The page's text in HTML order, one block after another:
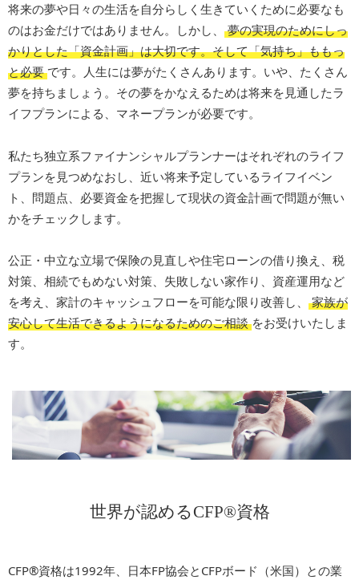
将来の夢や日々の生活を自分らしく生きていくために必要なも
のはお金だけではありません。しかし、
夢の実現のためにしっ
かりとした「資金計画」は大切です。そして「気持ち」ももっ
と必要です。人生には夢がたくさんあります。いや、たくさん
夢を持ちましょう。その夢をかなえるためは将来を見通したラ
イフプランによる、マネープランが必要です。
私たち独立系ファイナンシャルプランナーはそれぞれのライフ
プランを見つめなおし、近い将来予定しているライフイベン
ト、問題点、必要資金を把握して現状の資金計画で問題が無い
かをチェックします。
公正・中立な立場で保険の見直しや住宅ローンの借り換え、税
対策、相続でもめない対策、失敗しない家作り、資産運用など
を考え、家計のキャッシュフローを可能な限り改善し、
家族が
安心して生活できるようになるためのご相談をお受けいたしま
す。
世界が認めるCFP®資格
CFP®資格は1992年、日本FP協会とCFPボード（米国）との業